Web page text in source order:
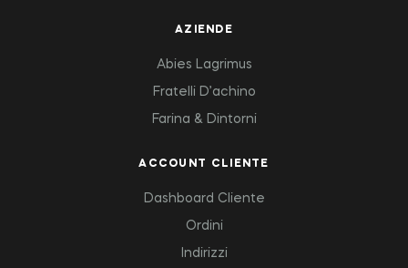
AZIENDE
Abies Lagrimus
Fratelli D’achino
Farina & Dintorni
ACCOUNT CLIENTE
Dashboard Cliente
Ordini
Indirizzi